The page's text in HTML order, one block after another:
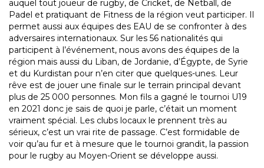
auquel tout joueur de rugby, de Cricket, de Netball, de
Padel et pratiquant de Fitness de la région veut participer. Il
permet aussi aux équipes des EAU de se confronter à des
adversaires internationaux. Sur les 56 nationalités qui
participent à l’événement, nous avons des équipes de la
région mais aussi du Liban, de Jordanie, d’Égypte, de Syrie
et du Kurdistan pour n’en citer que quelques-unes. Leur
rêve est de jouer une finale sur le terrain principal devant
plus de 25 000 personnes. Mon fils a gagné le tournoi U19
en 2021 donc je sais de quoi je parle, c’était un moment
vraiment spécial. Les clubs locaux le prennent très au
sérieux, c’est un vrai rite de passage. C’est formidable de
voir qu’au fur et à mesure que le tournoi grandit, la passion
pour le rugby au Moyen-Orient se développe aussi.